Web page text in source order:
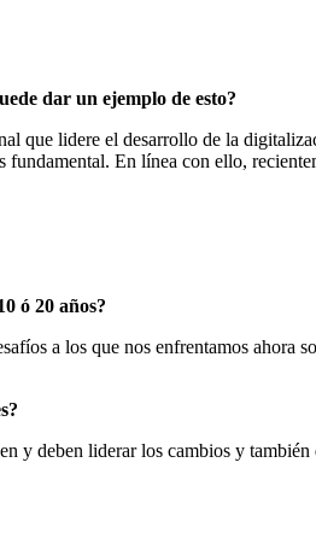
dar un ejemplo de esto?
que lidere el desarrollo de la
En línea con ello,
ó 20 años?
a los que nos enfrentamos ahora
y deben liderar los cambios y también